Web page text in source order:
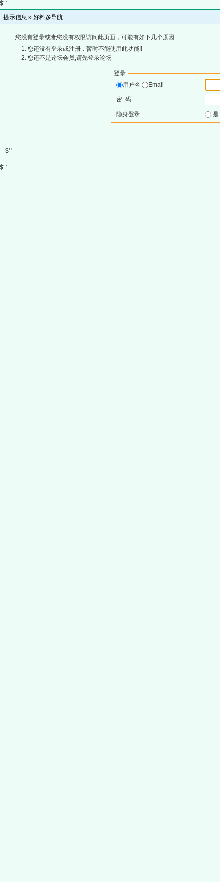
$' '
提示信息 » 好料多导航
您没有登录或者您没有权限访问此页面，可能有如下几个原因:
您还没有登录或注册，暂时不能使用此功能!!
您还不是论坛会员,请先登录论坛
登录
用户名
Email
密 码
隐身登录
$' '
$' '